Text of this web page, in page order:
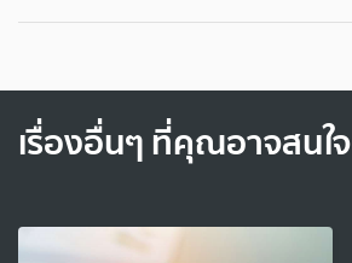
เรื่องอื่นๆ ที่คุณอาจสนใจ